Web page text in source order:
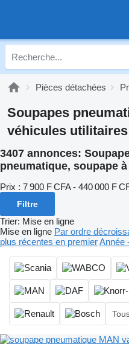
Pièces détachées
Soupapes
véhicules utilitaires
3407 annonces:
pneumatique, soupape
Prix : 7 900 F CFA - 440 000 F
Filtre
Trier: Mise en ligne
Mise en ligne Par ordre
plus récentes en premierAnnée